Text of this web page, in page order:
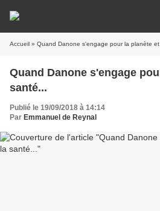
Accueil » Quand Danone s'engage pour la planète et
Quand Danone s'engage
santé...
Publié le 19/09/2018 à 14:14
Par Emmanuel de Reynal